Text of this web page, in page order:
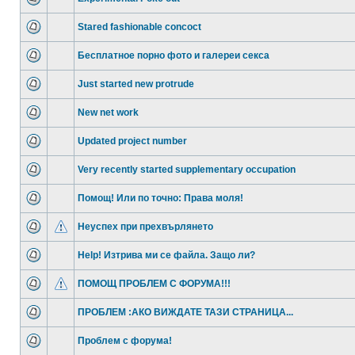
Stared fashionable concoct
Бесплатное порно фото и галереи секса
Just started new protrude
New net work
Updated project number
Very recently started supplementary occupation
Помощ! Или по точно: Права моля!
Неуспех при прехвърлянето
Help! Изтрива ми се файла. Защо ли?
ПОМОЩ ПРОБЛЕМ С ФОРУМА!!!
ПРОБЛЕМ :АКО ВИЖДАТЕ ТАЗИ СТРАНИЦА...
Проблем с форума!